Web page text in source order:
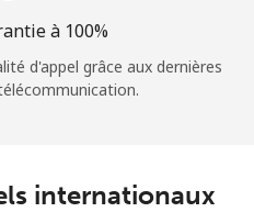
à 100%
d'appel grâce aux dernières
internationaux